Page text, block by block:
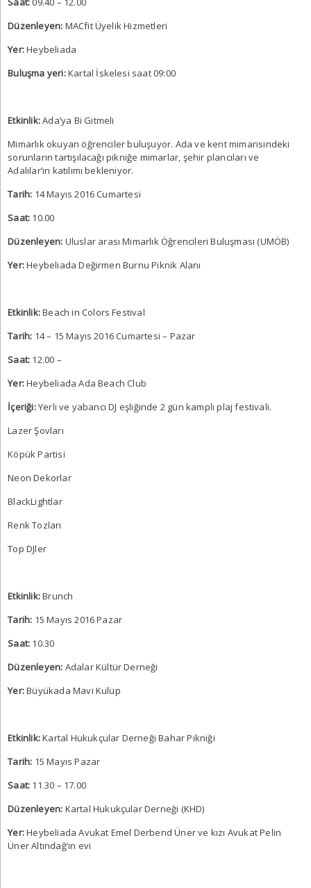
Düzenleyen: MACfit Üyelik Hizmetleri
Yer:Heybeliada
Buluşma yeri:Kartal İskelesi saat 09:00
Etkinlik:Ada’ya Bi Gitmeli
Mimarlık okuyan öğrenciler buluşuyor. Ada ve kent mimarisindeki
sorunların tartışılacağı pikniğe mimarlar, şehir plancıları ve
Adalılar’ın katılımı bekleniyor.
Tarih: 14 Mayıs 2016 Cumartesi
Saat: 10.00
Düzenleyen: Uluslar arası Mimarlık Öğrencileri Buluşması (UMÖB)
Yer:Heybeliada Değirmen Burnu Piknik Alanı
Etkinlik:Beach in Colors Festival
Tarih: 14 – 15 Mayıs 2016 Cumartesi – Pazar
Saat: 12.00 –
Yer:Heybeliada Ada Beach Club
İçeriği:Yerli ve yabancı DJ eşliğinde 2 gün kamplı plaj festivali.
Lazer Şovları
Köpük Partisi
Neon Dekorlar
BlackLightlar
Renk Tozları
Top DJler
Etkinlik:Brunch
Tarih: 15 Mayıs 2016 Pazar
Saat: 10.30
Düzenleyen: Adalar Kültür Derneği
Yer:Büyükada Mavi Kulüp
Etkinlik:Kartal Hukukçular Derneği Bahar Pikniği
Tarih: 15 Mayıs Pazar
Saat: 11.30 – 17.00
Düzenleyen: Kartal Hukukçular Derneği (KHD)
Yer:Heybeliada Avukat Emel Derbend Üner ve kızı Avukat Pelin
Üner Altındağ’ın evi